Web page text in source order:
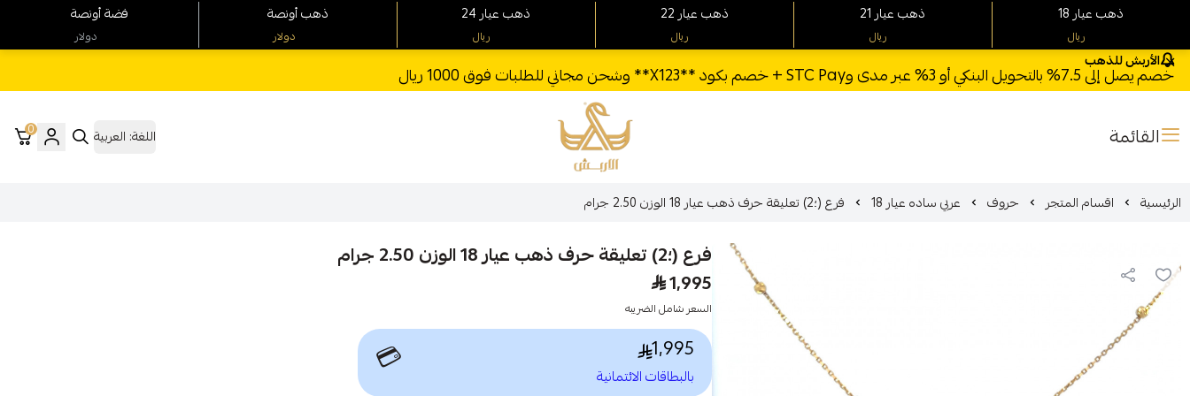
الأربش للذهب
خصم يصل إلى 7.5% بالتحويل البنكي أو 3% عبر مدى وSTC Pay + خصم بكود **X123** وشحن مجاني للطلبات فوق 1000 ريال
القائمة الأربش للذهب اللغة: العربية 0
الرئيسية اقسام المتجر حروف عربي ساده عيار 18 فرع (؛2) تعليقة حرف ذهب عيار 18 الوزن 2.50 جرام
فرع (؛2) تعليقة حرف ذهب عيار 18 الوزن 2.50 جرام
1,995
السعر شامل الضريبه
1,995
بالبطاقات الائتمانية 💳
فضة أونصة
دولار
ذهب أونصة
دولار
24 ذهب عيار
ريال
22 ذهب عيار
ريال
21 ذهب عيار
ريال
18 ذهب عيار
ريال